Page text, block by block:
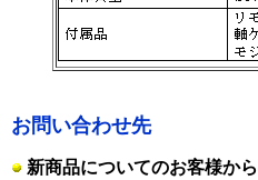
お問い合わせ先
新商品についてのお客様か